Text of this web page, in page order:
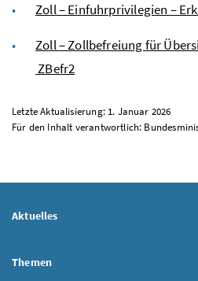
Zoll – Einfuhrprivilegien –
Zoll – Zollbefreiung für
ZBefr2
Letzte Aktualisierung: 1. Januar 2026
Für den Inhalt verantwortlich:
Aktuelles
Themen